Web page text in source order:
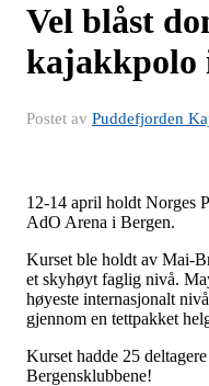
Vel blåst
kajakkpolo
Postet av Puddefjorden
12-14 april holdt Norges
AdO Arena i Bergen.
Kurset ble holdt av Mai-
et skyhøyt faglig nivå.
høyeste internasjonalt
gjennom en tettpakket
Kurset hadde 25
Bergensklubbene!